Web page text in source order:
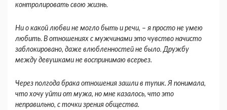
контролировать свою жизнь.
Ни о какой любви не могло быть и речи, – я просто не умею
любить. В отношениях с мужчинами это чувство начисто
заблокировано, даже влюбленностей не было. Дружбу
между девушками не воспринимаю всерьез.
Через полгода брака отношения зашли в тупик. Я понимала,
что хочу уйти от мужа, но мне казалось, что это
неправильно, с точки зрения общества.